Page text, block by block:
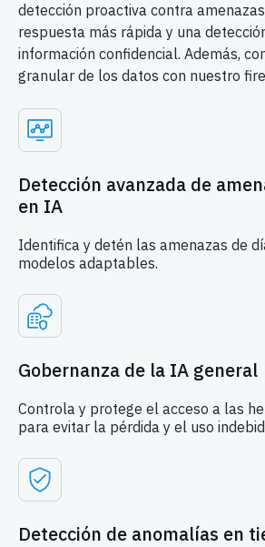
detección proactiva contra
respuesta más rápida y una
información confidencial. Además,
granular de los datos con nuestro
Detección avanzada de
en IA
Identifica y detén las amenazas de
modelos adaptables.
Gobernanza de la IA general
Controla y protege el acceso a las
para evitar la pérdida y el uso
Detección de anomalías en